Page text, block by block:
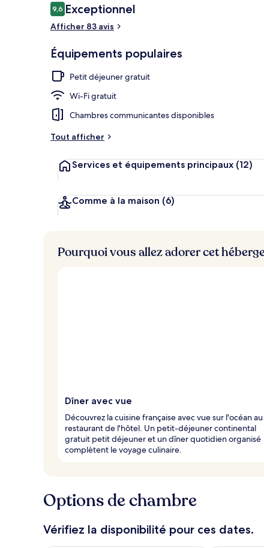
Avis
voyageurs
9,69,6 sur 10
Exceptionnel
Afficher 83 avis
Équipements populaires
Petit déjeuner gratuit
Wi-Fi gratuit
Chambres communicantes disponibles
Tout afficher
Services et équipements principaux (12)
Comme à la maison (6)
Pourquoi vous allez adorer cet
Dîner avec vue
Découvrez la cuisine française avec vue sur l'océan au
restaurant de l'hôtel. Un petit-déjeuner continental
gratuit petit déjeuner et un dîner quotidien organisé
complètent le voyage culinaire.
Options de chambre
Vérifiez la disponibilité pour ces dates.